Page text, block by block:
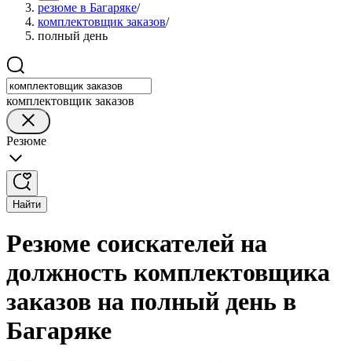
резюме в Багаряке/
комплектовщик заказов/
полный день
комплектовщик заказов
Резюме
Найти
Резюме соискателей на
должность комплектовщика
заказов на полный день в
Багаряке